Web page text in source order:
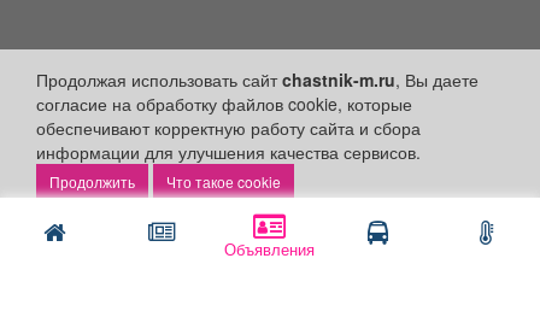
Объявления
Продолжая использовать сайтchastnik-m.ru, Вы даете
согласие на обработку файлов cookie, которые
обеспечивают корректную работу сайта и сбора
информации для улучшения качества сервисов.
Что такое cookie
Политика конфиденциальности
Публикации с пометкой «Реклама», «На правах рекламы»,
«Партнёрский проект» оплачены рекламодателем.
Редакция сайта не несет ответственности за достоверность
объявлениях.
+16 © 2006-2026 ООО "Частник-М"